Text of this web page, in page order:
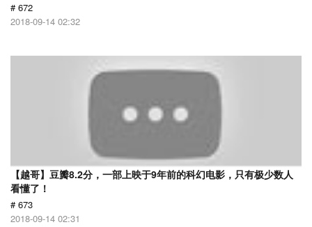
# 672
2018-09-14 02:32
【越哥】豆瓣8.2分，一部上映于9年前的科幻电影，只有极少数人
看懂了！
# 673
2018-09-14 02:31